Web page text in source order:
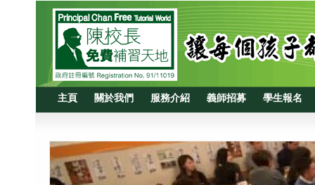
主頁 關於我們 服務介紹 義師招募 學生報名